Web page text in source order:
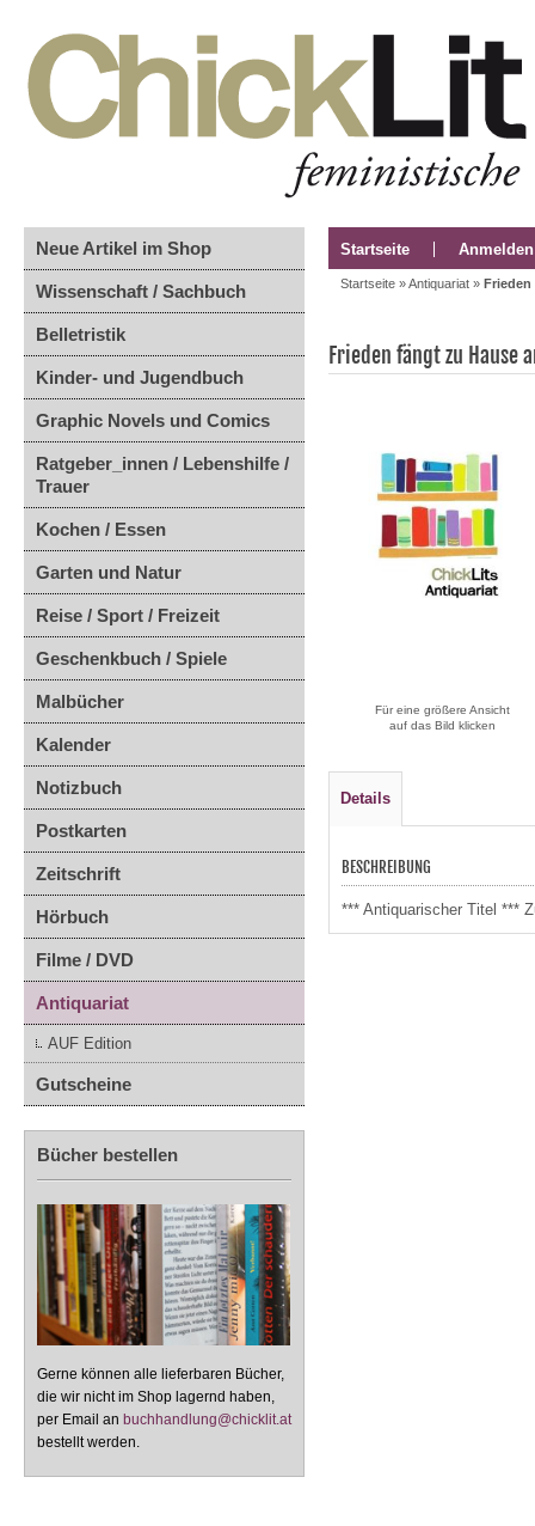
Neue Artikel im Shop
Wissenschaft / Sachbuch
Belletristik
Kinder- und Jugendbuch
Graphic Novels und Comics
Ratgeber_innen / Lebenshilfe /
Trauer
Kochen / Essen
Garten und Natur
Reise / Sport / Freizeit
Geschenkbuch / Spiele
Malbücher
Kalender
Notizbuch
Postkarten
Zeitschrift
Hörbuch
Filme / DVD
Antiquariat
AUF Edition
Gutscheine
Bücher bestellen
Gerne können alle lieferbaren Bücher,
die wir nicht im Shop lagernd haben,
per Email an buchhandlung@chicklit.at
bestellt werden.
Startseite Anmelden
Startseite »Antiquariat » Frieden
Frieden fängt zu Hause
Für eine größere Ansicht
auf das Bild klicken
Details
BESCHREIBUNG
*** Antiquarischer Titel ***